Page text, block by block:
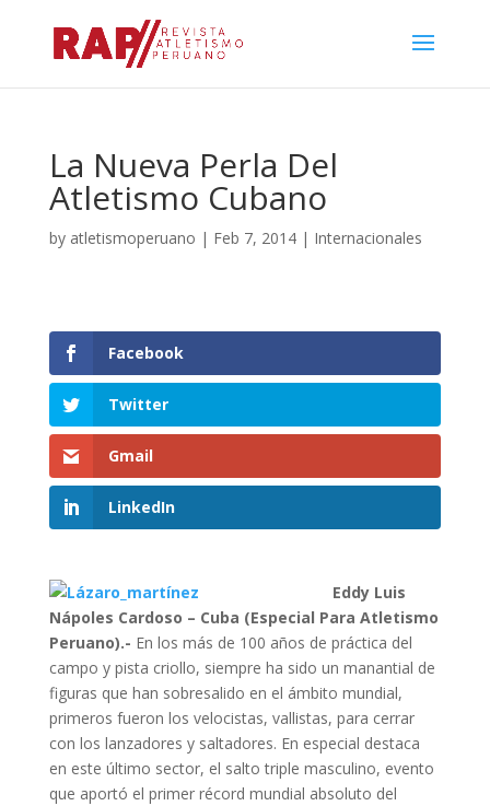
La Nueva Perla Del
Atletismo Cubano
by atletismoperuano | Feb 7, 2014| Internacionales
Facebook
Twitter
Gmail
LinkedIn
Eddy Luis
Nápoles Cardoso – Cuba (Especial Para Atletismo
Peruano).- En los más de 100 años de práctica del
campo y pista criollo, siempre ha sido un manantial de
figuras que han sobresalido en el ámbito mundial,
primeros fueron los velocistas, vallistas, para cerrar
con los lanzadores y saltadores. En especial destaca
en este último sector, el salto triple masculino, evento
que aportó el primer récord mundial absoluto del